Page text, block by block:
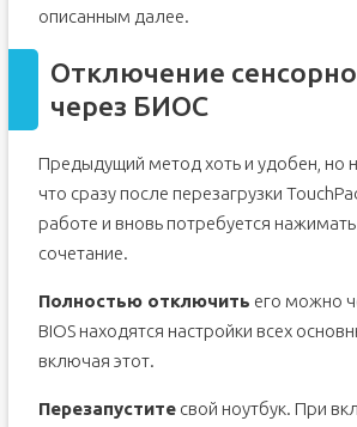
описанным далее.
Отключение
через БИОС
Предыдущий метод хоть и удобен, но
что сразу после перезагрузки
работе и вновь потребуется
сочетание.
Полностью отключить его можно
BIOS находятся настройки всех
включая этот.
Перезапуститесвой ноутбук. При